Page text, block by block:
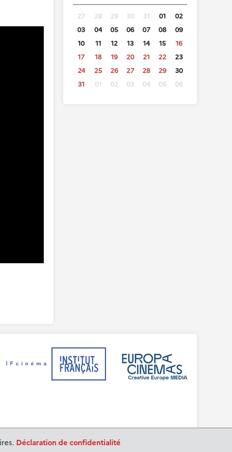
Déclaration de confidentialité
27 28 29 30 31 01
02
03
04 05 06 07 08
09
10
11 12 13 14 15
16
17
18 19 20 21 22
23
24
25 26 27 28 29
30
31
01 02 03 04 05 06